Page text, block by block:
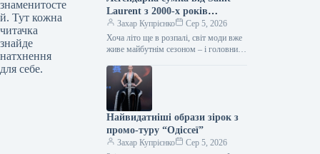
знаменитосте
й. Тут кожна
читачка
знайде
натхнення
для себе.
Laurent з 2000-х років
повертається — і претендує на
звання головного аксесуара
осені 2026 року.
Захар Купрієнко
Сер 5, 2026
Хоча літо ще в розпалі, світ моди вже
живе майбутнім сезоном – і головний
почав з’являтися…
Найвидатніші образи зірок з
промо-туру “Одіссеї”
Захар Купрієнко
Сер 5, 2026